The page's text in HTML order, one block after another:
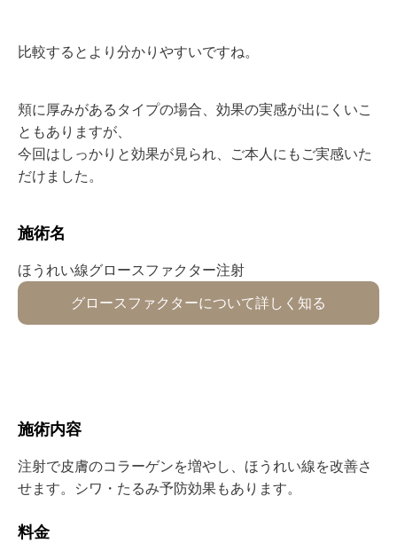
比較するとより分かりやすいですね。
頬に厚みがあるタイプの場合、効果の実感が出にくいこ
ともありますが、
今回はしっかりと効果が見られ、ご本人にもご実感いた
だけました。
施術名⁡
ほうれい線⁡グロースファクター⁡⁡⁡⁡⁡注射
グロースファクターについて詳しく知る
施術内容⁡⁡⁡
注射で皮膚のコラーゲンを増やし、ほうれい線を改善さ
せます。シワ・たるみ予防効果もあります。
料金⁡